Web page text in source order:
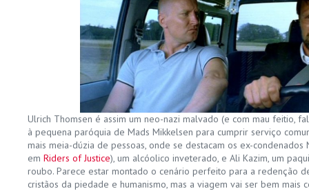
Ulrich Thomsen é assim um neo-nazi malvado (e com mau feitio,
à pequena paróquia de Mads Mikkelsen para cumprir serviço
mais meia-dúzia de pessoas, onde se destacam os ex-
em Riders of Justice), um alcóolico inveterado, e Ali Kazim, um
roubo. Parece estar montado o cenário perfeito para a redenção
cristãos da piedade e humanismo, mas a viagem vai ser bem mais